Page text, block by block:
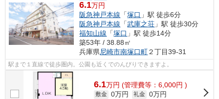
6.1万円
阪急神戸本線 「塚口 」駅 徒歩6分
阪急神戸本線 「武庫之荘 」駅 徒歩30分
福知山線 「塚口 」駅 徒歩14分
築53年 / 38.88㎡
兵庫県尼崎市南塚口町２丁目39-31
駅まで１直線で徒歩圏内。公園も近くでのんびりできますよ。
6.1万円 (管理費等：6,000円 )
敷金 0万円 礼金 0万円